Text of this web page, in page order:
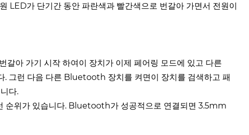
LED가 단기간 동안 파란색과 빨간색으로 번갈아 가면서 전원이
아 가기 시작 하여이 장치가 이제 페어링 모드에 있고 다른
그런 다음 다른 Bluetooth 장치를 켜면이 장치를 검색하고 패
다.
위가 있습니다. Bluetooth가 성공적으로 연결되면 3.5mm